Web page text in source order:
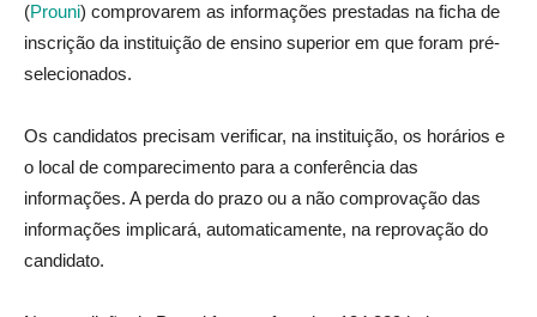
(Prouni) comprovarem as informações prestadas na ficha de
inscrição da instituição de ensino superior em que foram pré-
selecionados.
Os candidatos precisam verificar, na instituição, os horários e
o local de comparecimento para a conferência das
informações. A perda do prazo ou a não comprovação das
informações implicará, automaticamente, na reprovação do
candidato.